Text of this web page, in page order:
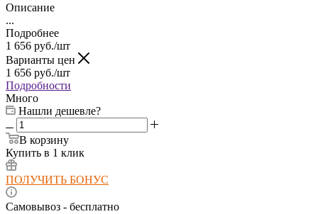
Описание
...
Подробнее
1 656 руб./шт
Варианты цен
1 656 руб./шт
Подробности
Много
Нашли дешевле?
В корзину
Купить в 1 клик
ПОЛУЧИТЬ БОНУС
Самовывоз - бесплатно